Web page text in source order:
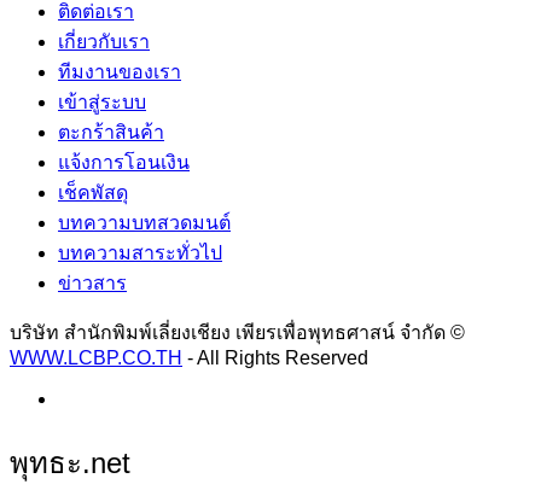
ติดต่อเรา
เกี่ยวกับเรา
ทีมงานของเรา
เข้าสู่ระบบ
ตะกร้าสินค้า
แจ้งการโอนเงิน
เช็คพัสดุ
บทความบทสวดมนต์
บทความสาระทั่วไป
ข่าวสาร
บริษัท สำนักพิมพ์เลี่ยงเชียง เพียรเพื่อพุทธศาสน์ จำกัด ©
WWW.LCBP.CO.TH - All Rights Reserved
พุทธะ.net